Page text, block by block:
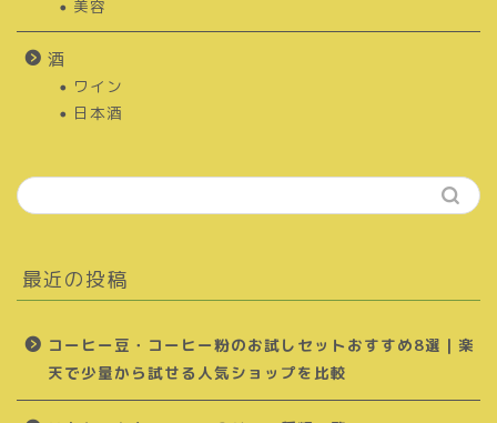
美容
酒
ワイン
日本酒
最近の投稿
コーヒー豆・コーヒー粉のお試しセットおすすめ8選｜楽
天で少量から試せる人気ショップを比較